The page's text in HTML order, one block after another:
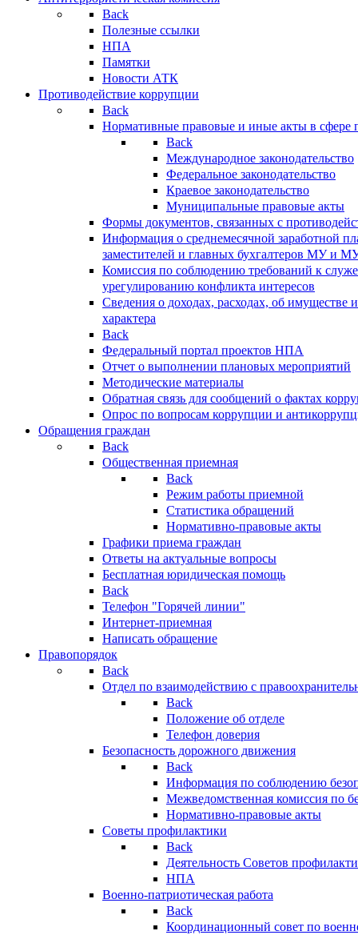
Back
Полезные ссылки
НПА
Памятки
Новости АТК
Противодействие коррупции
Back
Нормативные правовые и иные акты в сфере
Back
Международное законодательство
Федеральное законодательство
Краевое законодательство
Муниципальные правовые акты
Формы документов, связанных с
Информация о среднемесячной заработной
заместителей и главных бухгалтеров МУ и
Комиссия по соблюдению требований к
урегулированию конфликта интересов
Сведения о доходах, расходах, об имуществе
характера
Back
Федеральный портал проектов НПА
Отчет о выполнении плановых мероприятий
Методические материалы
Обратная связь для сообщений о фактах
Опрос по вопросам коррупции и
Обращения граждан
Back
Общественная приемная
Back
Режим работы приемной
Статистика обращений
Нормативно-правовые акты
Графики приема граждан
Ответы на актуальные вопросы
Бесплатная юридическая помощь
Back
Телефон "Горячей линии"
Интернет-приемная
Написать обращение
Правопорядок
Back
Отдел по взаимодействию с
Back
Положение об отделе
Телефон доверия
Безопасность дорожного движения
Back
Информация по соблюдению
Межведомственная комиссия по
Нормативно-правовые акты
Советы профилактики
Back
Деятельность Советов
НПА
Военно-патриотическая работа
Back
Координационный совет по